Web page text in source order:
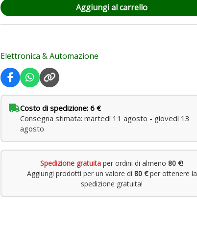
5-
9999
quantità
Aggiungi al carrello
Elettronica & Automazione
Costo di spedizione: 6 €
Consegna stimata: martedì 11 agosto - giovedì 13
agosto
Spedizione gratuita per ordini di almeno80 €!
Aggiungi prodotti per un valore di 80 €per ottenere la
spedizione gratuita!